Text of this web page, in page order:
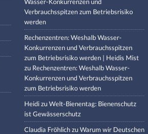
Verbrauchsspitzen zum Betriebsrisiko
werden
Rechenzentren: Weshalb Wasser-
Konkurrenzen und Verbrauchsspitzen
zum Betriebsrisiko werden | Heidis Mist
zu Rechenzentren: Weshalb Wasser-
Konkurrenzen und Verbrauchsspitzen
zum Betriebsrisiko werden
HeidizuWelt-Bienentag: Bienenschutz
ist Gewässerschutz
Claudia FröhlichzuWarum wir Deutschen